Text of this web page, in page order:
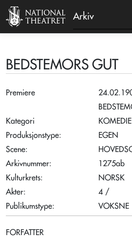
Arkiv
BEDSTEMORS GUT
Premiere
Kategori
KOMEDIE
Produksjonstype:
EGEN
Scene:
Arkivnummer:
1275ab
Kulturkrets:
NORSK
Akter:
4 /
Publikumstype:
VOKSNE
FORFATTER